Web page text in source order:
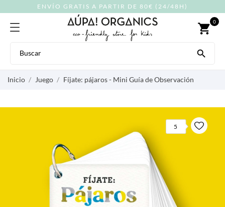
ENVÍO GRATIS A PARTIR DE 80€ (24/48H)
shopping_cart 0

Inicio Juego Fíjate: pájaros - Mini Guía de Observación
5